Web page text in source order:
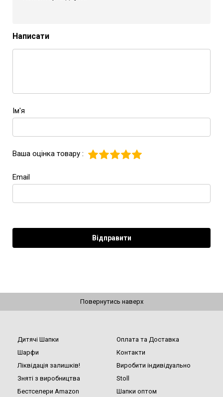
Написати
Ім'я
Ваша оцінка товару :
Email
Повернутись наверх
Дитячі Шапки
Шарфи
Ліквідація залишків!
Зняті з виробництва
Бестселери Amazon
Оплата та Доставка
Контакти
Виробити індивідуально
Stoll
Шапки оптом